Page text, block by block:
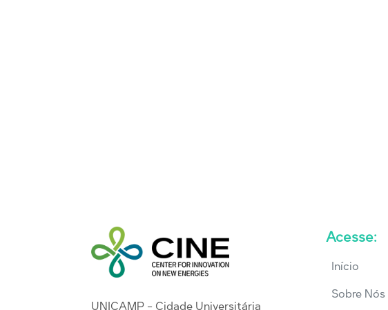
UNICAMP - Cidade Universitária
Acesse:
Início
Sobre Nós